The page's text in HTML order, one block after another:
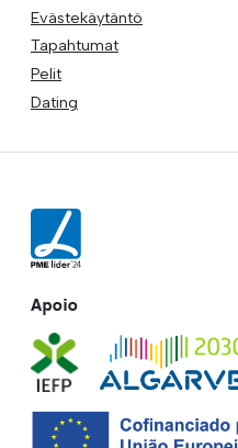
Evästekäytäntö
Tapahtumat
Pelit
Dating
Apoio